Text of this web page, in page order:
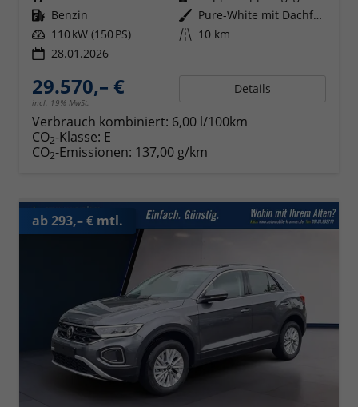
Kraftstoff Benzin Außenfarbe
Pure-White mit Dachfarbe in Deep Black Perleffekt
Leistung 110 kW (150 PS) Kilometerstand 10 km
28.01.2026
29.570,– €
incl. 19% MwSt.
Details
Verbrauch kombiniert: 6,00 l/100km
CO2-Klasse: E
CO2-Emissionen: 137,00 g/km
ab 293,– € mtl.